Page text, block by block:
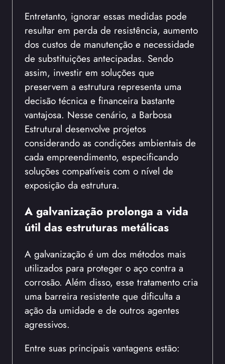
Entretanto, ignorar essas medidas pode
resultar em perda de resistência, aumento
dos custos de manutenção e necessidade
de substituições antecipadas. Sendo
assim, investir em soluções que
preservem a estrutura representa uma
decisão técnica e financeira bastante
vantajosa. Nesse cenário, a Barbosa
Estrutural desenvolve projetos
considerando as condições ambientais de
cada empreendimento, especificando
soluções compatíveis com o nível de
exposição da estrutura.
A galvanização prolonga a vida
útil das estruturas metálicas
A galvanização é um dos métodos mais
utilizados para proteger o aço contra a
corrosão. Além disso, esse tratamento cria
uma barreira resistente que dificulta a
ação da umidade e de outros agentes
agressivos.
Entre suas principais vantagens estão: